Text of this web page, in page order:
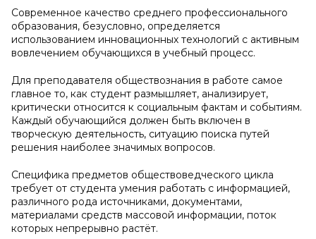
Современное качество среднего профессионального
образования, безусловно, определяется
использованием инновационных технологий с активным
вовлечением обучающихся в учебный процесс.
Для преподавателя обществознания в работе самое
главное то, как студент размышляет, анализирует,
критически относится к социальным фактам и событиям.
Каждый обучающийся должен быть включен в
творческую деятельность, ситуацию поиска путей
решения наиболее значимых вопросов.
Специфика предметов обществоведческого цикла
требует от студента умения работать с информацией,
различного рода источниками, документами,
материалами средств массовой информации, поток
которых непрерывно растёт.